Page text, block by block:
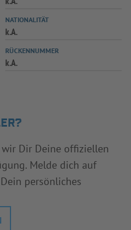
SPIELPLUS
NATIONALITÄT
k.A.
RÜCKENNUMMER
k.A.
Dir Deine offiziellen
Melde dich auf
persönliches